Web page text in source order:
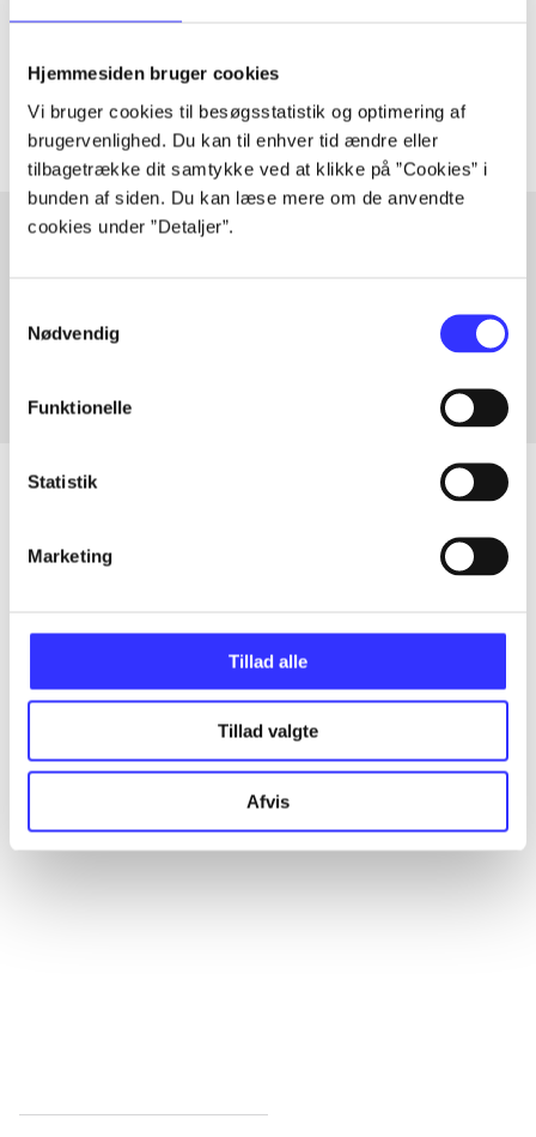
Hjemmesiden bruger cookies
Vi bruger cookies til besøgsstatistik og optimering af
brugervenlighed. Du kan til enhver tid ændre eller
tilbagetrække dit samtykke ved at klikke på ”Cookies” i
bunden af siden. Du kan læse mere om de anvendte
cookies under ”Detaljer”.
Nødvendig
Funktionelle
Statistik
Marketing
Tillad alle
Tillad valgte
Afvis
Artiklerne i handler ofte om
Fra
Artikler